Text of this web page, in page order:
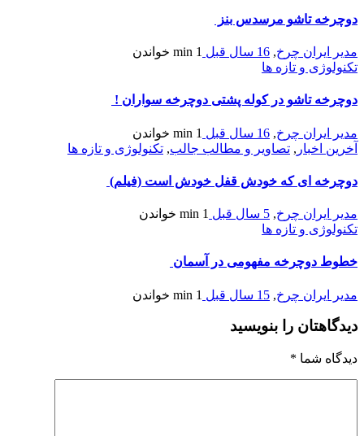
دوچرخه تاشو مرسدس بنز
مدیر ایران چرخ, 16 سال قبل 1 min
خواندن
تکنولوژی و تازه ها
دوچرخه تاشو در کوله پشتی دوچرخه سواران !
مدیر ایران چرخ, 16 سال قبل 1 min
خواندن
آخرین اخبار , تصاویر و مطالب جالب, تکنولوژی و تازه ها
دوچرخه ای که خودش قفل خودش است (فیلم)
مدیر ایران چرخ, 5 سال قبل 1 min
خواندن
تکنولوژی و تازه ها
خطوط دوچرخه مفهومی در آسمان
مدیر ایران چرخ, 15 سال قبل 1 min خواندن
دیدگاهتان را بنویسید
دیدگاه شما *